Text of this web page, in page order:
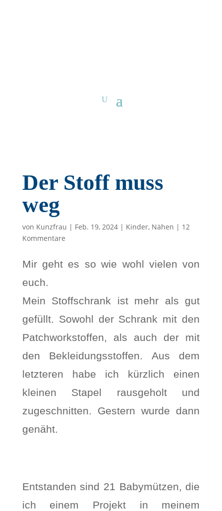
Der Stoff muss
weg
von Kunzfrau | Feb. 19, 2024| Kinder, Nähen | 12
Kommentare
Mir geht es so wie wohl vielen von
euch.
Mein Stoffschrank ist mehr als gut
gefüllt. Sowohl der Schrank mit den
Patchworkstoffen, als auch der mit
den Bekleidungsstoffen. Aus dem
letzteren habe ich kürzlich einen
kleinen Stapel rausgeholt und
zugeschnitten. Gestern wurde dann
genäht.
Entstanden sind 21 Babymützen, die
ich einem Projekt in meinem